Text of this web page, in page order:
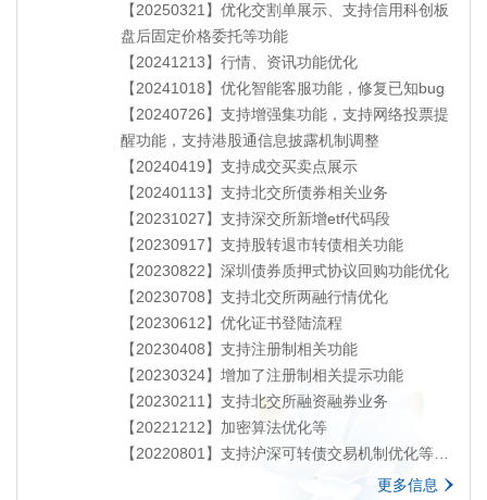
示
【20180630】新增消息盒子功能
【20180620】新增历史成交汇总功能、股转新规
优化相关功能
【20180326】修复了在线客服登录异常的问题
【20180203】新增可转债申购以及信用缴款资金
查询功能
【20180113】股转交易制度改革相关模块升级
【20171230】新增期权适当性相关功能
【20171218】新增大宗受限股份减持、限售股份
查询等相关功能
【20170915】更新了网上营业厅插件及页面链接
【20170805】修正信用闪电买入卖出异常问题
【20170729】新增适当性相关内容
【20170522】新增债券质押式回购占款天数及实
际零利率的展示及提醒等功能
【20170227】新增客户账户分析、证券理财历史
交割查询、现金管家分红流水查询功能
【20250321】优化交割单展示、支持信用科创板
盘后固定价格委托等功能
【20241213】行情、资讯功能优化
【20241018】优化智能客服功能，修复已知bug
【20240726】支持增强集功能，支持网络投票提
醒功能，支持港股通信息披露机制调整
【20240419】支持成交买卖点展示
【20240113】支持北交所债券相关业务
【20231027】支持深交所新增etf代码段
【20230917】支持股转退市转债相关功能
【20230822】深圳债券质押式协议回购功能优化
【20230708】支持北交所两融行情优化
【20230612】优化证书登陆流程
【20230408】支持注册制相关功能
【20230324】增加了注册制相关提示功能
【20230211】支持北交所融资融券业务
【20221212】加密算法优化等
【20220801】支持沪深可转债交易机制优化等
【20220514】支持新深圳债券交易规则，支持匹
更多信息